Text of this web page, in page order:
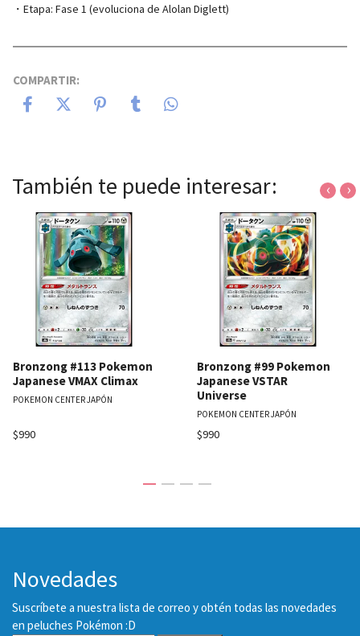
・Etapa: Fase 1 (evoluciona de Alolan Diglett)
COMPARTIR:
También te puede interesar:
Bronzong #113 Pokemon
Japanese VMAX Climax
POKEMON CENTER JAPÓN
$990
Bronzong #99 Pokemon
Japanese VSTAR
Universe
POKEMON CENTER JAPÓN
$990
‹ ›
Novedades
Suscríbete a nuestra lista de correo y obtén todas las novedades
en peluches Pokémon :D